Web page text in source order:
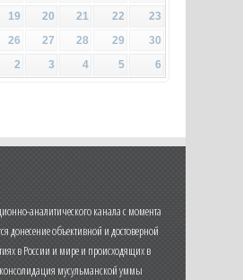
19 20 21 22
23
26 27 28 29
30
2 3 4 5 6
аналитического канала с момента
донесение объективной и достоверной
в России и мире и происходящих в
мусульманской уммы